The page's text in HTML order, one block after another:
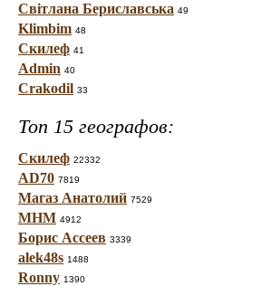
Світлана Бериславська 49
Klimbim 48
Скилеф 41
Admin 40
Crakodil 33
Топ 15 географов:
Скилеф 22332
AD70 7819
Магаз Анатолий 7529
МНМ 4912
Борис Ассеев 3339
alek48s 1488
Ronny 1390